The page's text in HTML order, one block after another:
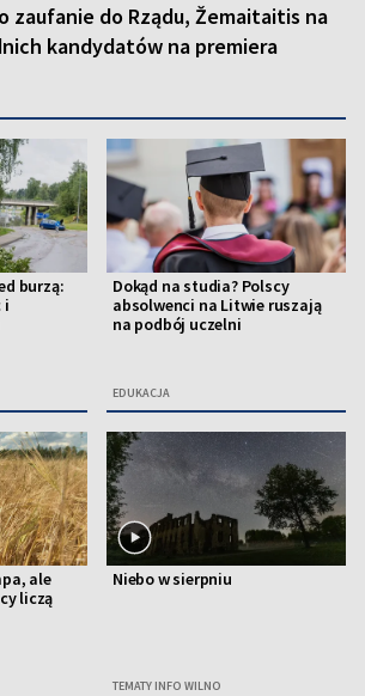
zaufanie do Rządu, Žemaitaitis na
kandydatów na premiera
burzą:
i
Dokąd na studia? Polscy
absolwenci na Litwie ruszają
na podbój uczelni
EDUKACJA
ale
liczą
Niebo w sierpniu
TEMATY INFO WILNO